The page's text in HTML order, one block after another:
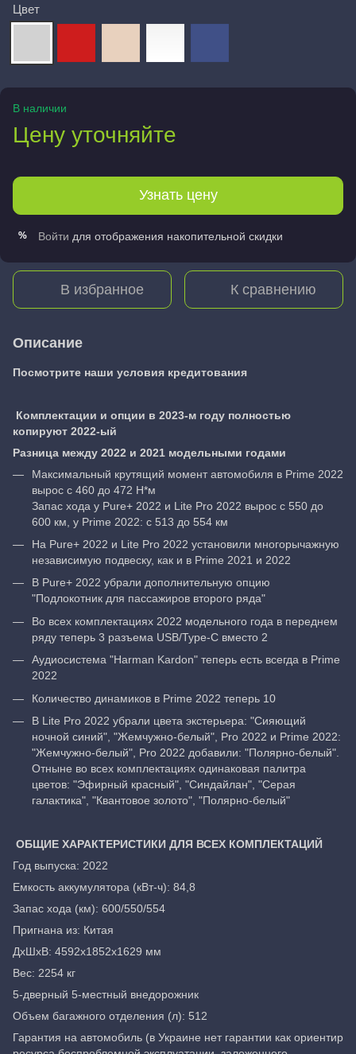
Цвет
В наличии
Цену уточняйте
Узнать цену
% Войти для отображения накопительной скидки
В избранное К сравнению
Описание
Посмотрите наши условия кредитования
Комплектации и опции в 2023-м году полностью
копируют 2022-ый
Разница между 2022 и 2021 модельными годами
Максимальный крутящий момент автомобиля в Prime 2022
вырос с 460 до 472 Н*м
Запас хода у Pure+ 2022 и Lite Pro 2022 вырос с 550 до
600 км, у Prime 2022: с 513 до 554 км
На Pure+ 2022 и Lite Pro 2022 установили многорычажную
независимую подвеску, как и в Prime 2021 и 2022
В Pure+ 2022 убрали дополнительную опцию
"Подлокотник для пассажиров второго ряда"
Во всех комплектациях 2022 модельного года в переднем
ряду теперь 3 разъема USB/Type-C вместо 2
Аудиосистема "Harman Kardon" теперь есть всегда в Prime
2022
Количество динамиков в Prime 2022 теперь 10
В Lite Pro 2022 убрали цвета экстерьера: "Сияющий
ночной синий", "Жемчужно-белый", Pro 2022 и Prime 2022:
"Жемчужно-белый", Pro 2022 добавили: "Полярно-белый".
Отныне во всех комплектациях одинаковая палитра
цветов: "Эфирный красный", "Синдайлан", "Серая
галактика", "Квантовое золото", "Полярно-белый"
ОБЩИЕ ХАРАКТЕРИСТИКИ ДЛЯ ВСЕХ КОМПЛЕКТАЦИЙ
Год выпуска: 2022
Емкость аккумулятора (кВт-ч): 84,8
Запас хода (км): 600/550/554
Пригнана из: Китая
ДхШхВ: 4592x1852x1629 мм
Вес: 2254 кг
5-дверный 5-местный внедорожник
Объем багажного отделения (л): 512
Гарантия на автомобиль (в Украине нет гарантии как ориентир